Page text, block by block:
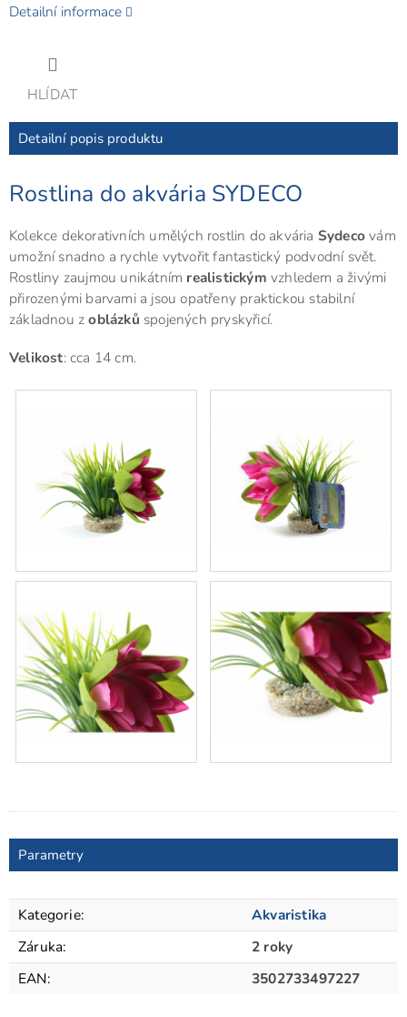
Detailní informace
HLÍDAT
Detailní popis produktu
Rostlina do akvária SYDECO
Kolekce dekorativních umělých rostlin do akvária Sydecovám
umožní snadno a rychle vytvořit fantastický podvodní svět.
Rostliny zaujmou unikátním realistickým vzhledem a živými
přirozenými barvami a jsou opatřeny praktickou stabilní
základnou zoblázků spojených pryskyřicí.
Velikost: cca 14 cm.
Parametry
Kategorie:
Akvaristika
Záruka:
2 roky
EAN: 3502733497227